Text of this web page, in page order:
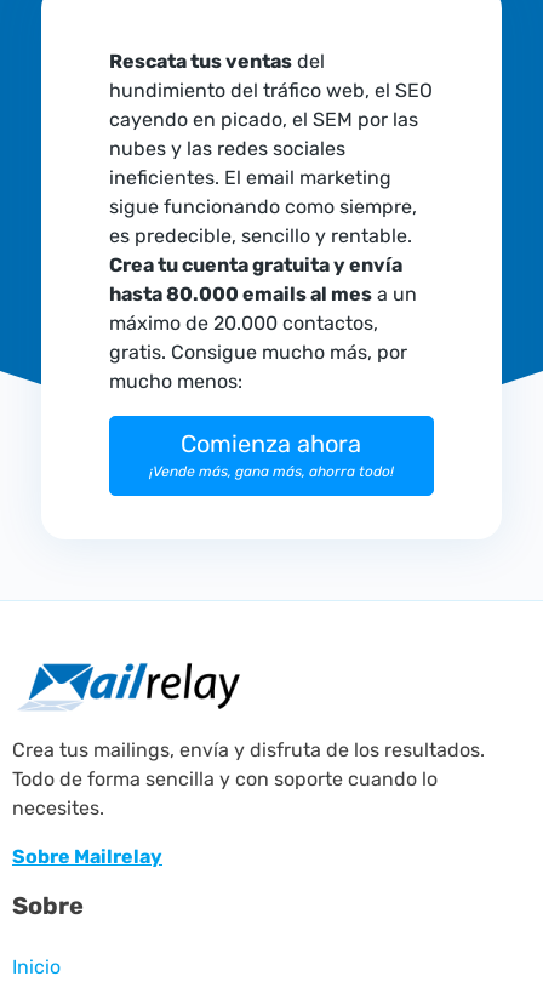
Rescata tus ventasdel
hundimiento del tráfico web, el SEO
cayendo en picado, el SEM por las
nubes y las redes sociales
ineficientes. El email marketing
sigue funcionando como siempre,
es predecible, sencillo y rentable.
Crea tu cuenta gratuita y envía
hasta 80.000 emails al mesa un
máximo de 20.000 contactos,
gratis. Consigue mucho más, por
mucho menos:
Comienza ahora
¡Vende más, gana más, ahorra todo!
Crea tus mailings, envía y disfruta de los resultados.
Todo de forma sencilla y con soporte cuando lo
necesites.
Sobre Mailrelay
Sobre
Inicio